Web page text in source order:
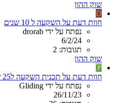
שוק ההון
D
חוות דעת על השקעה ל 10 שנים
נפתח על ידי drorab
6/2/24
תגובות: 2
שוק ההון
G
חוות דעת על תכנית השקעה ל25 שנים
נפתח על ידי Gliding
26/11/23